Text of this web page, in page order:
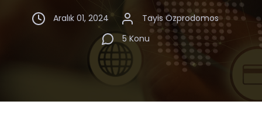
Aralık 01, 2024
Tayis Özprodomos
5 Konu